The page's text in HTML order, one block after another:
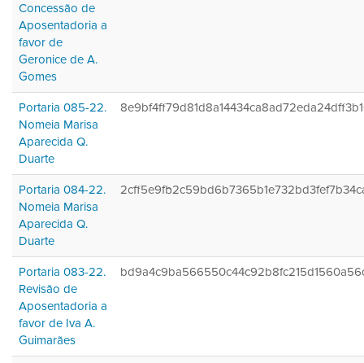
Concessão de
Aposentadoria a
favor de
Geronice de A.
Gomes
Portaria 085-22.
Nomeia Marisa
Aparecida Q.
Duarte
Portaria 084-22.
Nomeia Marisa
Aparecida Q.
Duarte
Portaria 083-22.
Revisão de
Aposentadoria a
favor de Iva A.
Guimarães